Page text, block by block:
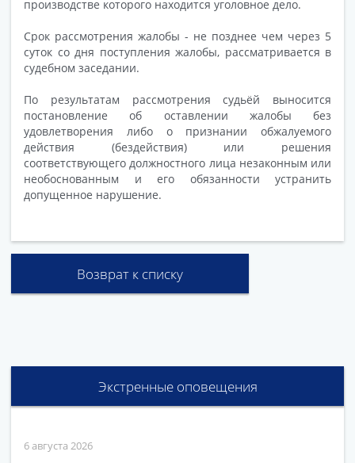
производстве которого находится уголовное дело.
Срок рассмотрения жалобы - не позднее чем через 5
суток со дня поступления жалобы, рассматривается в
судебном заседании.
По результатам рассмотрения судьёй выносится
постановление об оставлении жалобы без
удовлетворения либо о признании обжалуемого
действия (бездействия) или решения
соответствующего должностного лица незаконным или
необоснованным и его обязанности устранить
допущенное нарушение.
Возврат к списку
Экстренные оповещения
6 августа 2026